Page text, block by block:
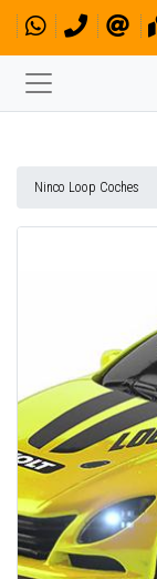
Ninco Loop Coches